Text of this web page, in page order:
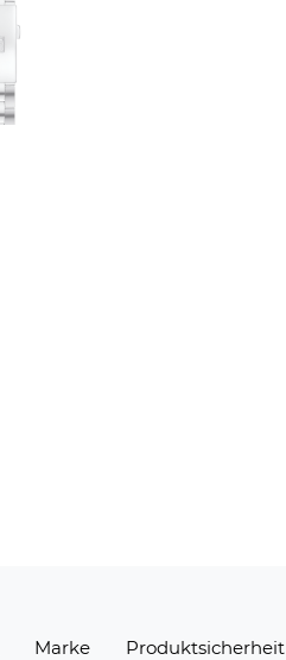
Marke Produktsicherheit